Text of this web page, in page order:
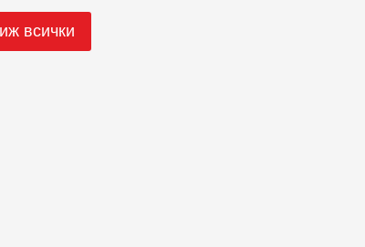
всички